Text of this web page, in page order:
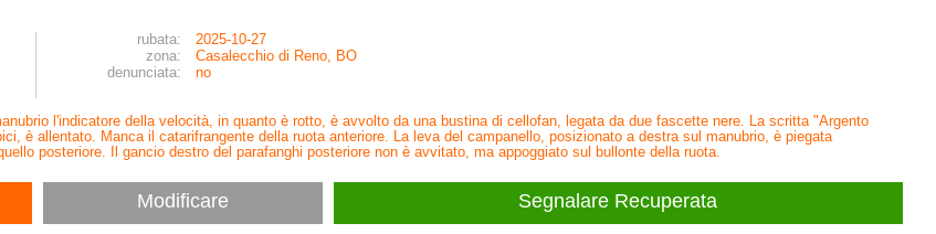
rubata:
2025-10-27
zona:
Casalecchio di Reno, BO
denunciata:
no
l'indicatore della velocità, in quanto è rotto, è avvolto da una bustina di cellofan, legata da due fascette nere. La scritta "Argento
è allentato. Manca il catarifrangente della ruota anteriore. La leva del campanello, posizionato a destra sul manubrio, è piegata
posteriore. Il gancio destro del parafanghi posteriore non è avvitato, ma appoggiato sul bullonte della ruota.
Modificare Segnalare Recuperata